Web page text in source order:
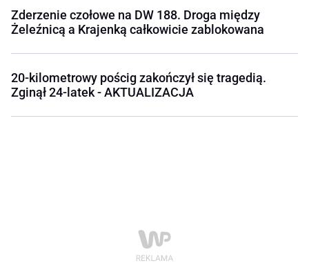
Zderzenie czołowe na DW 188. Droga między
Żeleźnicą a Krajenką całkowicie zablokowana
20-kilometrowy pościg zakończył się tragedią.
Zginął 24-latek - AKTUALIZACJA